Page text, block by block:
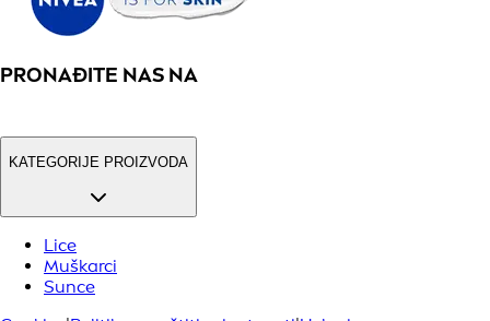
PRONAĐITE NAS NA
KATEGORIJE PROIZVODA
Lice
Muškarci
Sunce